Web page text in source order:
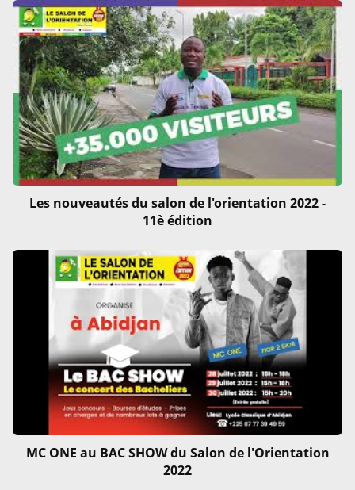
Les nouveautés du salon de l'orientation 2022 -
11è édition
MC ONE au BAC SHOW du Salon de l'Orientation
2022